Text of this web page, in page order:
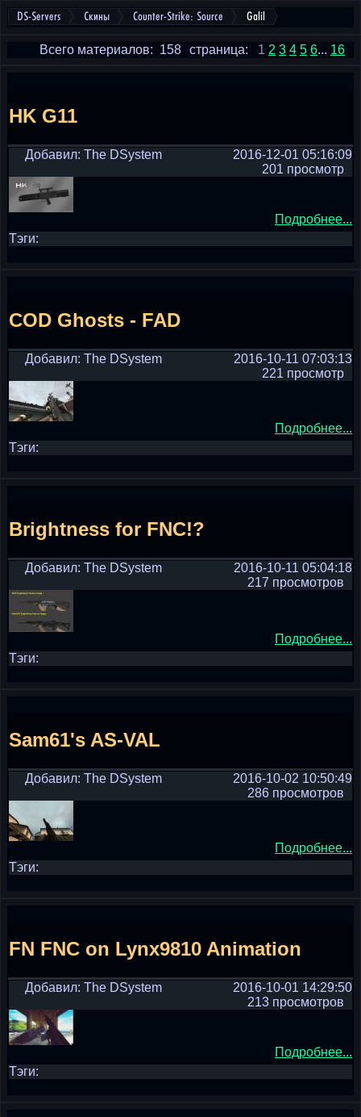
DS-Servers Скины Counter-Strike: Source Galil
страница: 1 2 3 4 5 6... 16
Всего материалов: 158
HK G11
Добавил: The DSystem
2016-12-01 05:16:09
201 просмотр
Подробнее...
Тэги:
COD Ghosts - FAD
Добавил: The DSystem
2016-10-11 07:03:13
221 просмотр
Подробнее...
Тэги:
Brightness for FNC!?
Добавил: The DSystem
2016-10-11 05:04:18
217 просмотров
Подробнее...
Тэги:
Sam61's AS-VAL
Добавил: The DSystem
2016-10-02 10:50:49
286 просмотров
Подробнее...
Тэги:
FN FNC on Lynx9810 Animation
Добавил: The DSystem
2016-10-01 14:29:50
213 просмотров
Подробнее...
Тэги: